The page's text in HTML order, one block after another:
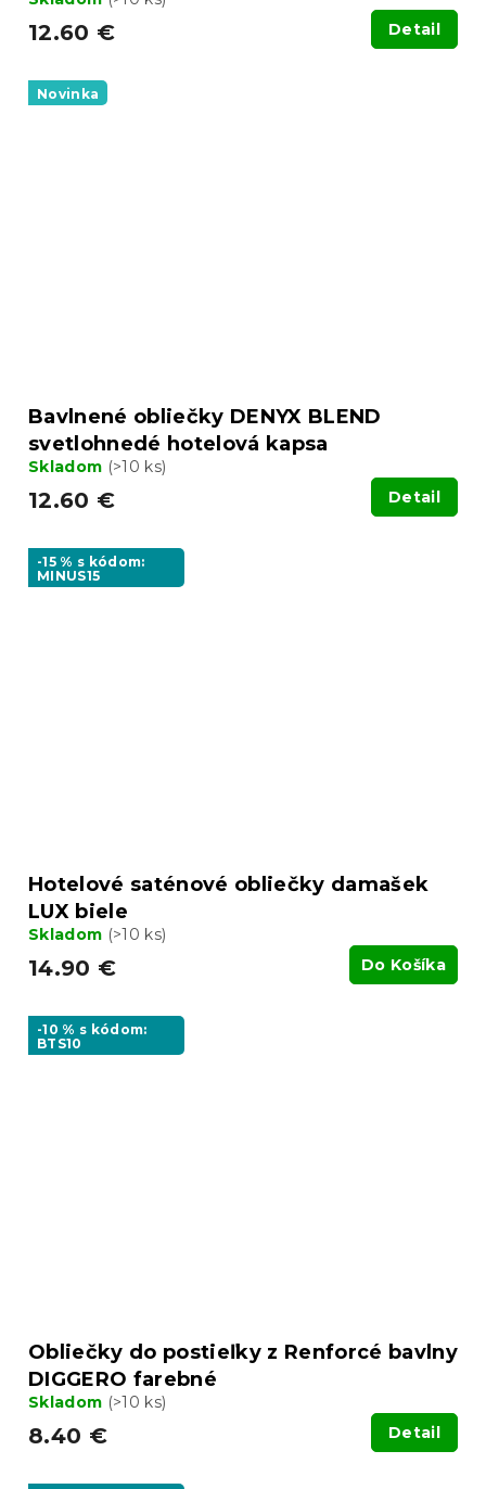
12.60 € Detail
Novinka
Bavlnené obliečky DENYX BLEND
svetlohnedé hotelová kapsa
Skladom (>10 ks)
12.60 € Detail
-15 % s kódom:
MINUS15
Hotelové saténové obliečky damašek
LUX biele
Skladom (>10 ks)
14.90 € Do Košíka
-10 % s kódom:
BTS10
Obliečky do postieľky z Renforcé bavlny
DIGGERO farebné
Skladom (>10 ks)
8.40 € Detail